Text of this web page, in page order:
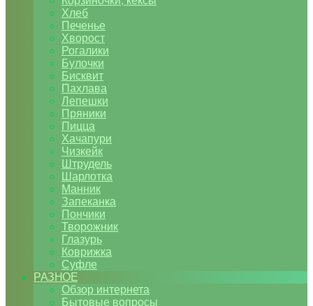
Хлеб
Печенье
Хворост
Рогалики
Булочки
Бисквит
Пахлава
Лепешки
Пряники
Пицца
Хачапури
Чизкейк
Штрудель
Шарлотка
Манник
Запеканка
Пончики
Творожник
Глазурь
Коврижка
Суфле
РАЗНОЕ
Обзор интернета
Бытовые вопросы